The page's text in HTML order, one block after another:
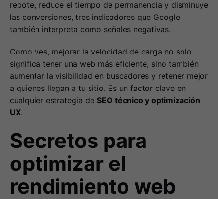
rebote, reduce el tiempo de permanencia y disminuye
las conversiones, tres indicadores que Google
también interpreta como señales negativas.
Como ves, mejorar la velocidad de carga no solo
significa tener una web más eficiente, sino también
aumentar la visibilidad en buscadores y retener mejor
a quienes llegan a tu sitio. Es un factor clave en
cualquier estrategia de SEO técnico y optimización
UX.
Secretos para
optimizar el
rendimiento web